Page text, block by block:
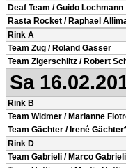
Deaf Team / Guido Lochmann
Rasta Rocket / Raphael
Rink A
Team Zug / Roland Gasser
Team Zigerschlitz / Robert
Sa
Rink B
Team Widmer / Marianne
Team Gächter / Irené
Rink D
Team Gabrieli / Marco Gabrieli